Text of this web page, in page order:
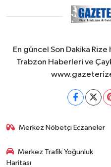
En güncel Son Dakika
Trabzon Haberleri ve
Merkez Nöbetçi Eczaneler
Merkez Trafik Yoğunluk
Haritası